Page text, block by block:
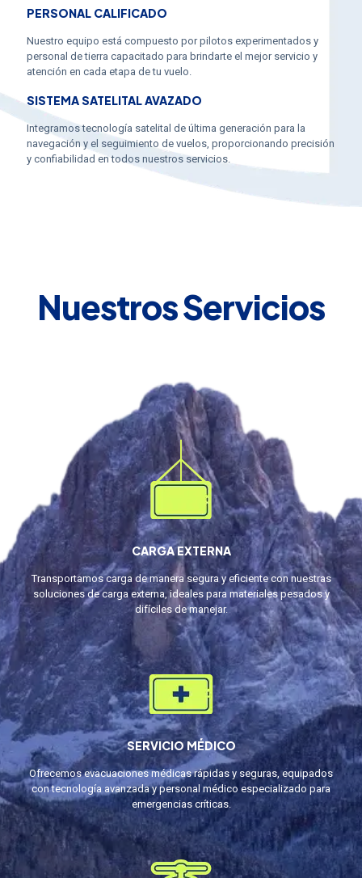
PERSONAL CALIFICADO
Nuestro equipo está compuesto por pilotos experimentados y
personal de tierra capacitado para brindarte el mejor servicio y
atención en cada etapa de tu vuelo.
SISTEMA SATELITAL AVAZADO
Integramos tecnología satelital de última generación para la
navegación y el seguimiento de vuelos, proporcionando precisión
y confiabilidad en todos nuestros servicios.
Nuestros Servicios
CARGA EXTERNA
Transportamos carga de manera segura y eficiente con nuestras
soluciones de carga externa, ideales para materiales pesados y
difíciles de manejar.
SERVICIO MÉDICO
Ofrecemos evacuaciones médicas rápidas y seguras, equipados
con tecnología avanzada y personal médico especializado para
emergencias críticas.